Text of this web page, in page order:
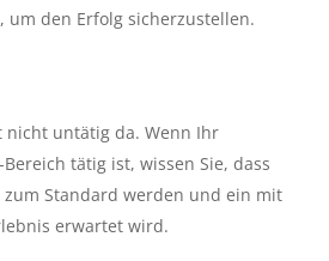
um den Erfolg sicherzustellen.
nicht untätig da. Wenn Ihr
tätig ist, wissen Sie, dass
Standard werden und ein mit
erwartet wird.